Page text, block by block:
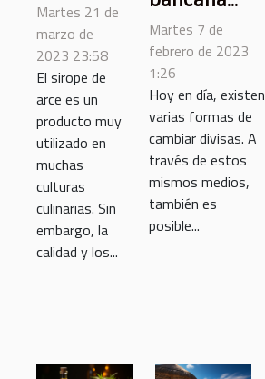
del
consumo
de sirope
de arce
ecológico
?
Martes 21 de
marzo de
2023 23:58
El sirope de
arce es un
producto muy
utilizado en
muchas
culturas
culinarias. Sin
embargo, la
calidad y los...
para
adolescentes:
las diferentes
ventajas de
utilizarla
Martes 7 de
febrero de 2023
1:26
Hoy en día, existen
varias formas de
cambiar divisas. A
través de estos
mismos medios,
también es
posible...